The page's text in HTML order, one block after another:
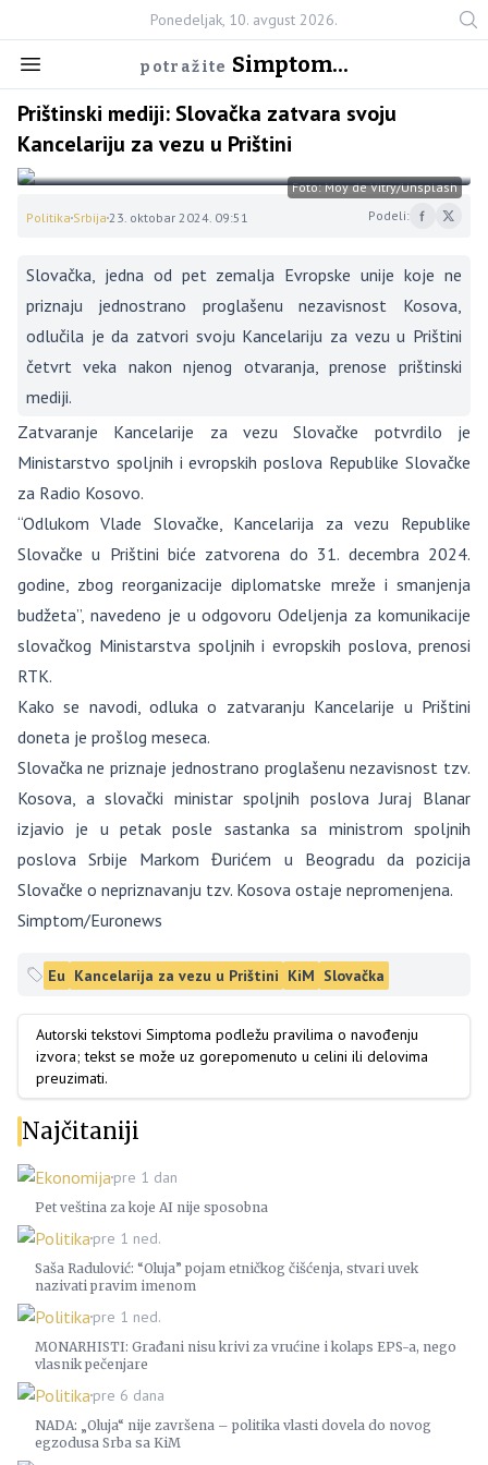
Ponedeljak, 10. avgust 2026.
potražite Simptom...
Prištinski mediji: Slovačka zatvara svoju
Kancelariju za vezu u Prištini
Foto: Moy de Vitry/Unsplash
Politika Srbija 23. oktobar 2024. 09:51 Podeli:
Slovačka, jedna od pet zemalja Evropske unije koje ne
priznaju jednostrano proglašenu nezavisnost Kosova,
odlučila je da zatvori svoju Kancelariju za vezu u Prištini
četvrt veka nakon njenog otvaranja, prenose prištinski
mediji.
Zatvaranje Kancelarije za vezu Slovačke potvrdilo je
Ministarstvo spoljnih i evropskih poslova Republike Slovačke
za Radio Kosovo.
“Odlukom Vlade Slovačke, Kancelarija za vezu Republike
Slovačke u Prištini biće zatvorena do 31. decembra 2024.
godine, zbog reorganizacije diplomatske mreže i smanjenja
budžeta”, navedeno je u odgovoru Odeljenja za komunikacije
slovačkog Ministarstva spoljnih i evropskih poslova, prenosi
RTK.
Kako se navodi, odluka o zatvaranju Kancelarije u Prištini
doneta je prošlog meseca.
Slovačka ne priznaje jednostrano proglašenu nezavisnost tzv.
Kosova, a slovački ministar spoljnih poslova Juraj Blanar
izjavio je u petak posle sastanka sa ministrom spoljnih
poslova Srbije Markom Đurićem u Beogradu da pozicija
Slovačke o nepriznavanju tzv. Kosova ostaje nepromenjena.
Simptom/Euronews
Eu Kancelarija za vezu u Prištini KiM Slovačka
Autorski tekstovi Simptoma podležu pravilima o navođenju
izvora; tekst se može uz gorepomenuto u celini ili delovima
preuzimati.
Najčitaniji
Ekonomijapre 1 dan
Pet veština za koje AI nije sposobna
Politikapre 1 ned.
Saša Radulović: “Oluja” pojam etničkog čišćenja, stvari uvek
nazivati pravim imenom
Politikapre 1 ned.
MONARHISTI: Građani nisu krivi za vrućine i kolaps EPS-a, nego
vlasnik pečenjare
Politikapre 6 dana
NADA: „Oluja“ nije završena – politika vlasti dovela do novog
egzodusa Srba sa KiM